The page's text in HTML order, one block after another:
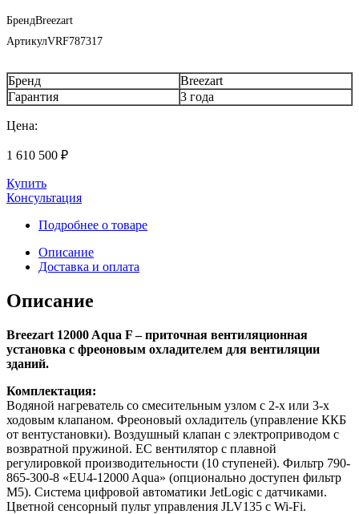
БрендBreezart
АртикулVRF787317
Бренд
Breezart
Гарантия
3 года
Цена:
1 610 500 ₽
Купить
Консультация
Подробнее о товаре
Описание
Доставка и оплата
Описание
Breezart 12000 Aqua F – приточная вентиляционная
установка с фреоновым охладителем для вентиляции
зданий.
Комплектация:
Водяной нагреватель со смесительным узлом с 2-х или 3-х
ходовым клапаном. Фреоновый охладитель (управление ККБ
от вентустановки). Воздушный клапан с электроприводом с
возвратной пружиной. EC вентилятор с плавной
регулировкой производительности (10 ступеней). Фильтр 790-
865-300-8 «EU4-12000 Aqua» (опционально доступен фильтр
M5). Система цифровой автоматики JetLogic с датчиками.
Цветной сенсорный пульт управления JLV135 c Wi-Fi.